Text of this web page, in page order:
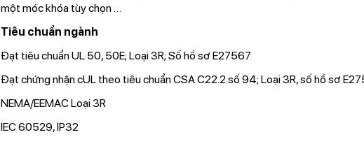
một móc khóa tùy chọn
Tiêu chuẩn ngành
Đạt tiêu chuẩn UL 50, 50E; Loại 3R; Số hồ sơ E27567
Đạt chứng nhận cUL theo tiêu chuẩn CSA C22.2 số 94; Loại 3R, số hồ sơ
NEMA/EEMAC Loại 3R
IEC 60529, IP32